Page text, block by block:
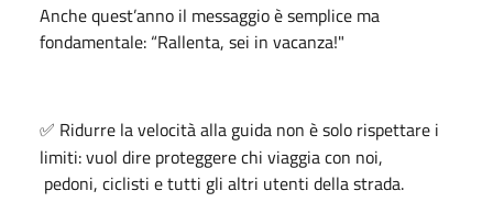
Anche quest’anno il messaggio è semplice ma
fondamentale: “Rallenta, sei in vacanza!"
✅ Ridurre la velocità alla guida non è solo rispettare i
limiti: vuol dire proteggere chi viaggia con noi,
pedoni, ciclisti e tutti gli altri utenti della strada.